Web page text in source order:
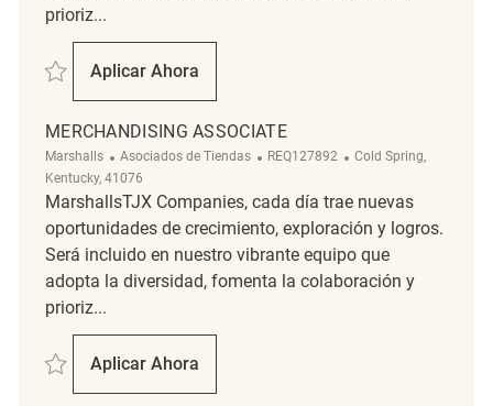
prioriz...
Salvar Retail Merchandising Associate REQ64033
Aplicar Ahora
Retail Merchandising Associate
MERCHANDISING ASSOCIATE
Marshalls Categoría
Asociados de Tiendas ReqId
REQ127892 Ubicación
Cold Spring,
Kentucky, 41076
MarshallsTJX Companies, cada día trae nuevas
oportunidades de crecimiento, exploración y logros.
Será incluido en nuestro vibrante equipo que
adopta la diversidad, fomenta la colaboración y
prioriz...
Salvar Merchandising Associate REQ127892
Aplicar Ahora
Merchandising Associate